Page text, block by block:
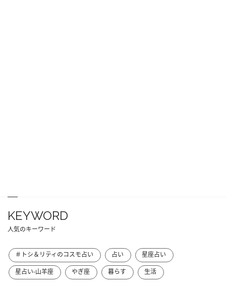
KEYWORD
人気のキーワード
＃トシ＆リティのコスモ占い 占い
星座占い
星占い-山羊座
やぎ座 暮らす 生活